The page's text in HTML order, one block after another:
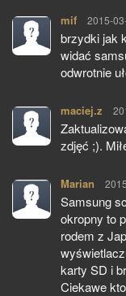
mif pisze:
2015-
brzydki jak
widać
odwrotnie
maciej.z
zdjęć ;).
Marian
Samsung
okropny to
rodem z
karty SD i
Ciekawe